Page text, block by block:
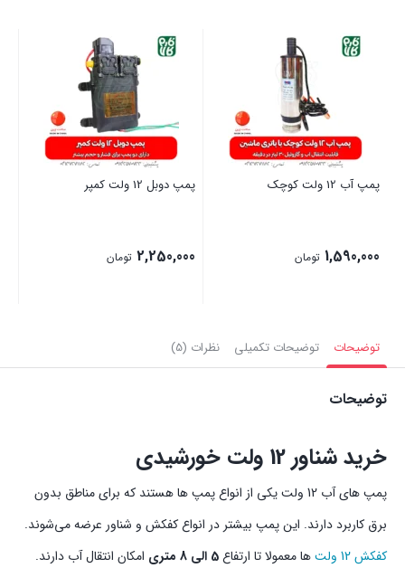
پمپ آب 12 ولت کوچک
1,590,000 تومان
پمپ دوبل 12 ولت کمپر
2,250,000 تومان
توضیحات توضیحات تکمیلی نظرات (5)
توضیحات
خرید شناور 12 ولت خورشیدی
پمپ های آب 12 ولت یکی از انواع پمپ ها هستند که برای مناطق بدون
برق کاربرد دارند. این پمپ بیشتر در انواع کفکش و شناور عرضه می‌شوند.
کفکش 12 ولت
ها معمولا تا ارتفاع5 الی 8 متری امکان انتقال آب دارند.